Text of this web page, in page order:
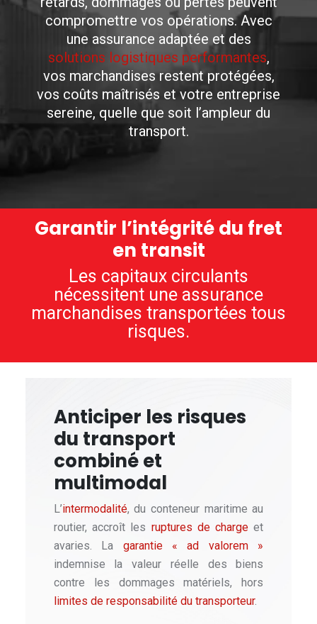
compromettre vos opérations. Avec
une assurance adaptée et des
solutions logistiques performantes,
vos marchandises restent protégées,
vos coûts maîtrisés et votre entreprise
sereine, quelle que soit l’ampleur du
transport.
Garantir l’intégrité du fret
en transit
Les capitaux circulants
nécessitent une assurance
marchandises transportées tous
risques.
Anticiper les risques
du transport
combiné et
multimodal
L’intermodalité, du conteneur maritime au
routier, accroît les ruptures de chargeet
avaries. La garantie « ad valorem »
indemnise la valeur réelle des biens
contre les dommages matériels, hors
limites de responsabilité du transporteur.